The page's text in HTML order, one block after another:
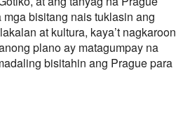
bisitang nais tuklasin ang
at kultura, kaya’t nagkaroon
plano ay matagumpay na
bisitahin ang Prague para